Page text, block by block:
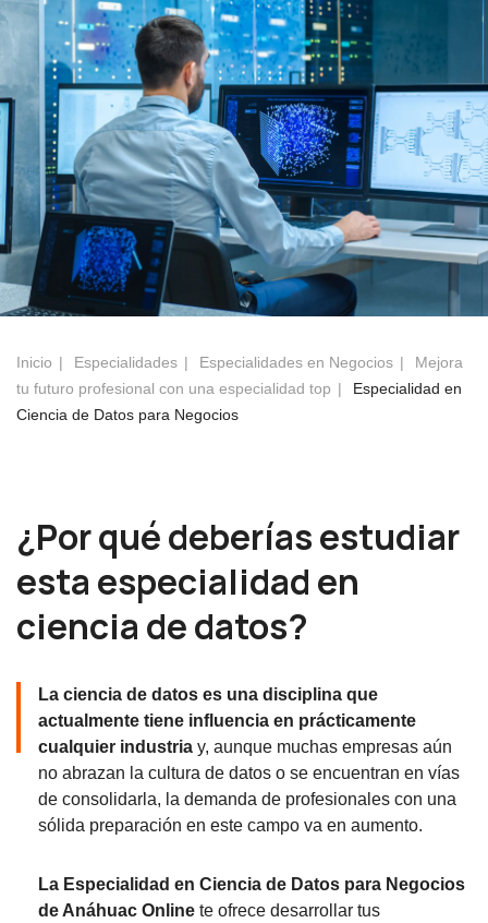
Inicio Especialidades Especialidades en Negocios
Mejora
tu futuro profesional con una especialidad top
Especialidad en
Ciencia de Datos para Negocios
¿Por qué deberías estudiar
esta especialidad en
ciencia de datos?
La ciencia de datos es una disciplina que
actualmente tiene influencia en prácticamente
cualquier industria y, aunque muchas empresas aún
no abrazan la cultura de datos o se encuentran en vías
de consolidarla, la demanda de profesionales con una
sólida preparación en este campo va en aumento.
La Especialidad en Ciencia de Datos para Negocios
de Anáhuac Online te ofrece desarrollar tus